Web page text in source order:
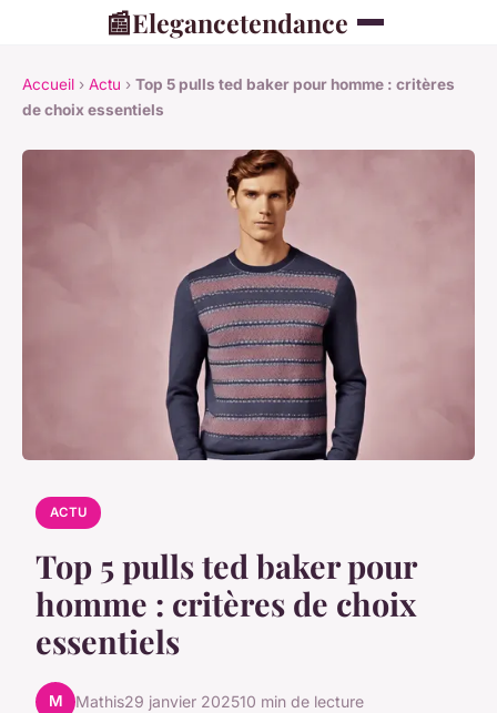
📰Elegancetendance
Accueil › Actu › Top 5 pulls ted baker pour homme : critères
de choix essentiels
ACTU
Top 5 pulls ted baker pour
homme : critères de choix
essentiels
M Mathis29 janvier 202510 min de lecture